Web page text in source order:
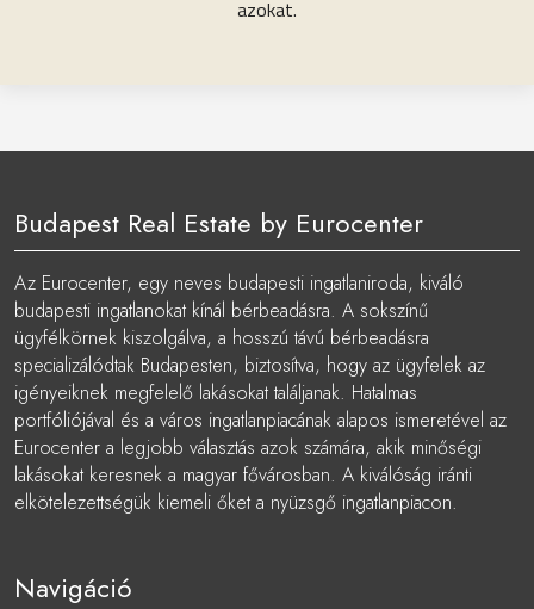
azokat.
Budapest Real Estate by Eurocenter
Az Eurocenter, egy neves budapesti ingatlaniroda, kiváló
budapesti ingatlanokat kínál bérbeadásra. A sokszínű
ügyfélkörnek kiszolgálva, a hosszú távú bérbeadásra
specializálódtak Budapesten, biztosítva, hogy az ügyfelek az
igényeiknek megfelelő lakásokat találjanak. Hatalmas
portfóliójával és a város ingatlanpiacának alapos ismeretével az
Eurocenter a legjobb választás azok számára, akik minőségi
lakásokat keresnek a magyar fővárosban. A kiválóság iránti
elkötelezettségük kiemeli őket a nyüzsgő ingatlanpiacon.
Navigáció